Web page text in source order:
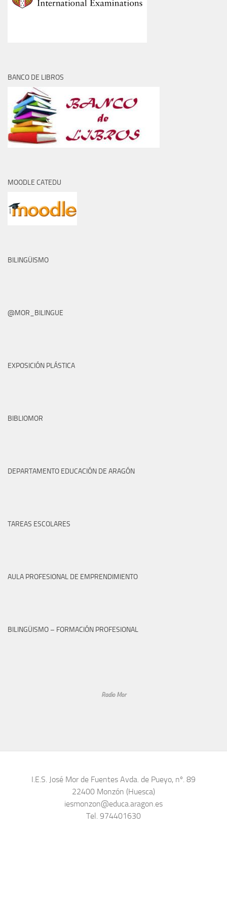
BANCO DE LIBROS
MOODLE CATEDU
BILINGÜISMO
@MOR_BILINGUE
EXPOSICIÓN PLÁSTICA
BIBLIOMOR
DEPARTAMENTO EDUCACIÓN DE ARAGÓN
TAREAS ESCOLARES
AULA PROFESIONAL DE EMPRENDIMIENTO
BILINGÜISMO – FORMACIÓN PROFESIONAL
Radio Mor
I.E.S. José Mor de Fuentes Avda. de Pueyo, nº. 89
22400 Monzón (Huesca)
iesmonzon@educa.aragon.es
Tel. 974401630